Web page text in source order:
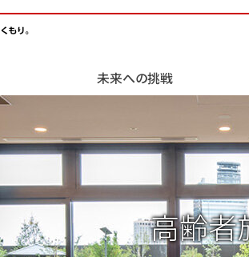
経営理念 会社概要
未来への挑戦
DX（デジタルトランスフォーメーシ
ョン）
オフィス 商業施設
高齢者